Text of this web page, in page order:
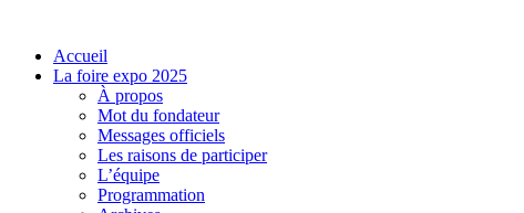
Accueil
La foire expo 2025
À propos
Mot du fondateur
Messages officiels
Les raisons de participer
L’équipe
Programmation